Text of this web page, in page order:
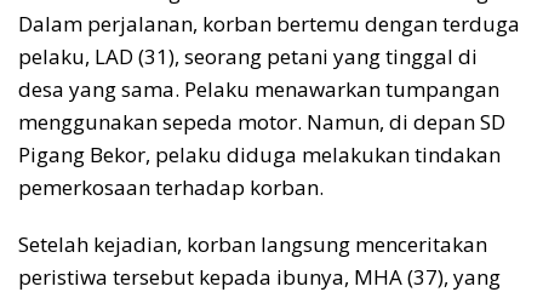
Dalam perjalanan, korban bertemu dengan terduga
pelaku, LAD (31), seorang petani yang tinggal di
desa yang sama. Pelaku menawarkan tumpangan
menggunakan sepeda motor. Namun, di depan SD
Pigang Bekor, pelaku diduga melakukan tindakan
pemerkosaan terhadap korban.
Setelah kejadian, korban langsung menceritakan
peristiwa tersebut kepada ibunya, MHA (37), yang